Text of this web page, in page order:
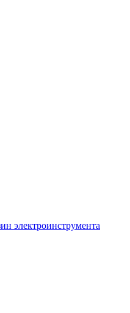
электроинструмента